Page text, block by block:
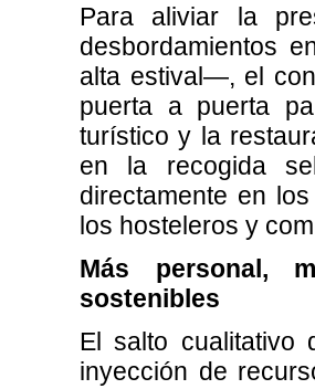
Para aliviar la
desbordamientos
alta estival—, el
puerta a puerta
turístico y la
en la recogida
directamente en
los hosteleros y
Más personal,
sostenibles
El salto cualitativo
inyección de